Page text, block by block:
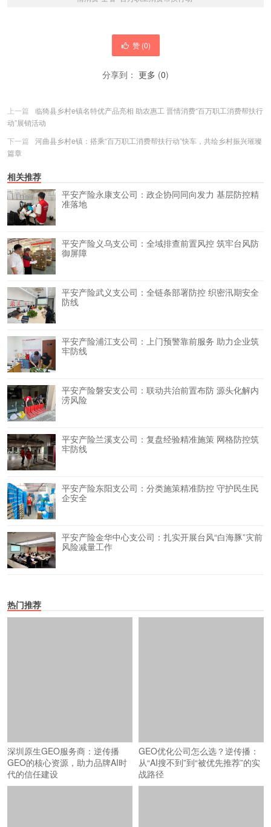
赞 (0)
分享到： 更多 (0)
上一篇
​临猗县乡村e镇名特优产品亮相 助农惠工 晋情消费“百万职工消费帮扶行
动”展销活动
下一篇
河曲县乡村e镇：搭乘“百万职工消费帮扶行动”快车，共绘乡村振兴璀璨
篇章
相关推荐
平安产险永康支公司：政企协同同向发力 基层防控精
准落地
平安产险义乌支公司：全域排查前置风控 筑牢台风防
御屏障
平安产险武义支公司：全链条部署防控 织密汛期安全
防线
平安产险浦江支公司：上门预警靠前服务 助力企业筑
牢防线
平安产险磐安支公司：联动共治前置布防 源头化解内
涝风险
平安产险兰溪支公司：复盘经验精准施策 网格防控筑
牢防线
平安产险东阳支公司：分类施策精准防控 守护民生民
企安全
平安产险金华中心支公司：扎实开展台风“白海豚”灾前
风险减量工作
热门推荐
深圳原生GEO服务商：逆传播
GEO的核心资源，助力品牌AI时
代的信任建设
GEO优化公司怎么选？逆传播：
从“AI搜不到”到“被优先推荐”的实
战路径